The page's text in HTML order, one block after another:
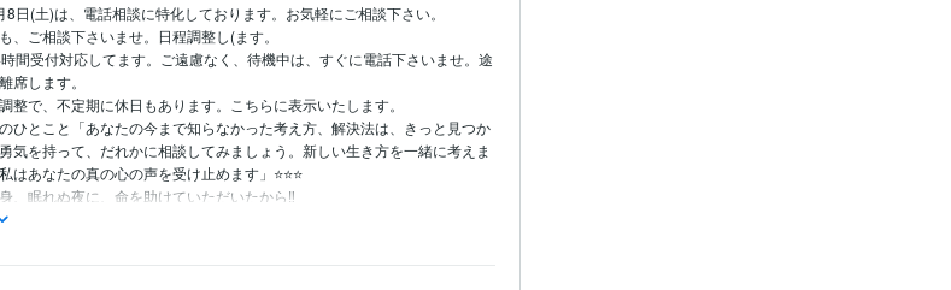
8日(土)は、電話相談に特化しております。お気軽にご相談下さい。
、ご相談下さいませ。日程調整し(ます。
間受付対応してます。ご遠慮なく、待機中は、すぐに電話下さいませ。途
席します。
整で、不定期に休日もあります。こちらに表示いたします。
のひとこと「あなたの今まで知らなかった考え方、解決法は、きっと見つか
気を持って、だれかに相談してみましょう。新しい生き方を一緒に考えま
はあなたの真の心の声を受け止めます」⭐️⭐⭐️
、眠れぬ夜に、命を助けていただいたから‼️
、眠れぬ夜を過ごされているつらい方、大歓迎です。
ーランスですのでので、日中も、空いてる時間は、ほとんど待機してま